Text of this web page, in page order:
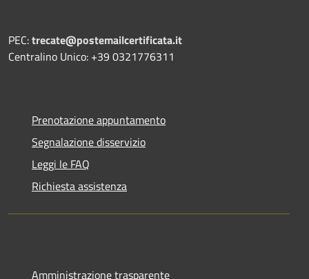
PEC:trecate@postemailcertificata.it
Centralino Unico: +39 0321776311
Prenotazione appuntamento
Segnalazione disservizio
Leggi le FAQ
Richiesta assistenza
Amministrazione trasparente